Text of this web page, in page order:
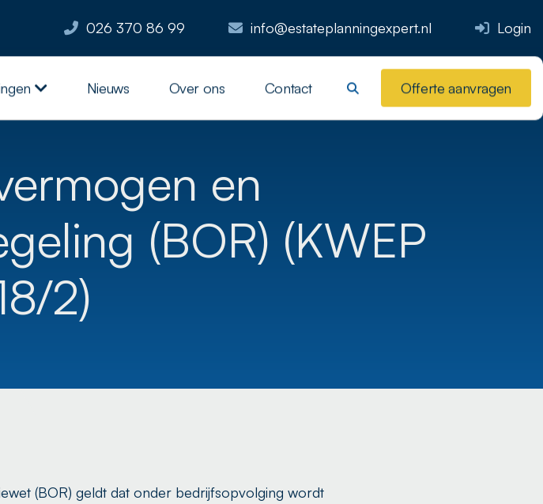
Nieuws Over ons Contact Offerte aanvragen
026 370 86 99 info@estateplanningexpert.nl Login
en
(BOR) (KWEP
2)
(BOR) geldt dat onder bedrijfsopvolging wordt